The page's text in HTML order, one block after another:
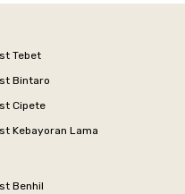
Tebet
Bintaro
Cipete
Kebayoran Lama
Benhil